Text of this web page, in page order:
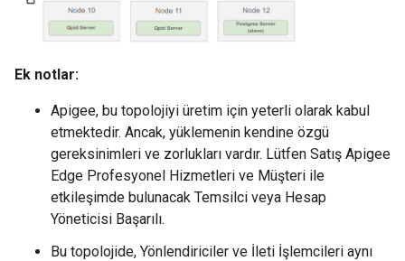
Ek notlar:
Apigee, bu topolojiyi üretim için yeterli olarak kabul
etmektedir. Ancak, yüklemenin kendine özgü
gereksinimleri ve zorlukları vardır. Lütfen Satış Apigee
Edge Profesyonel Hizmetleri ve Müşteri ile
etkileşimde bulunacak Temsilci veya Hesap
Yöneticisi Başarılı.
Bu topolojide, Yönlendiriciler ve İleti İşlemcileri aynı